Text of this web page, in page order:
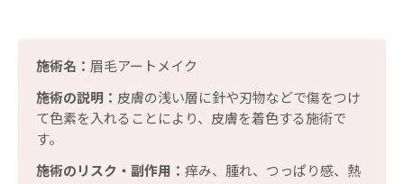
施術名： 眉毛アートメイク
施術の説明： 皮膚の浅い層に針や刃物などで傷をつけ
て色素を入れることにより、皮膚を着色する施術で
す。
施術のリスク・副作用： 痒み、腫れ、つっぱり感、熱